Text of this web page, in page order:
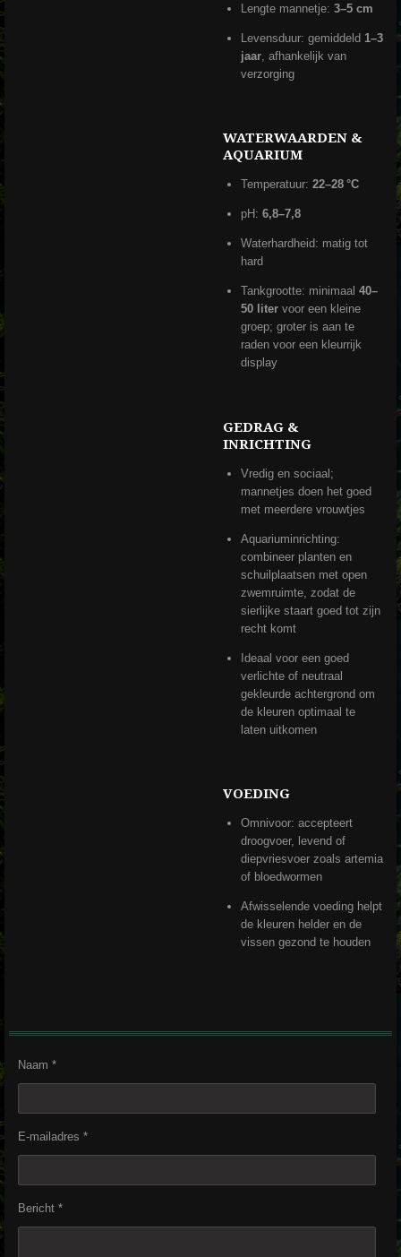
Lengte mannetje: 3–5 cm
Levensduur: gemiddeld 1–3
jaar, afhankelijk van
verzorging
WATERWAARDEN &
AQUARIUM
Temperatuur: 22–28 °C
pH: 6,8–7,8
Waterhardheid: matig tot
hard
Tankgrootte: minimaal 40–
50 litervoor een kleine
groep; groter is aan te
raden voor een kleurrijk
display
GEDRAG &
INRICHTING
Vredig en sociaal;
mannetjes doen het goed
met meerdere vrouwtjes
Aquariuminrichting:
combineer planten en
schuilplaatsen met open
zwemruimte, zodat de
sierlijke staart goed tot zijn
recht komt
Ideaal voor een goed
verlichte of neutraal
gekleurde achtergrond om
de kleuren optimaal te
laten uitkomen
VOEDING
Omnivoor: accepteert
droogvoer, levend of
diepvriesvoer zoals artemia
of bloedwormen
Afwisselende voeding helpt
de kleuren helder en de
vissen gezond te houden
Naam *
E-mailadres *
Bericht *